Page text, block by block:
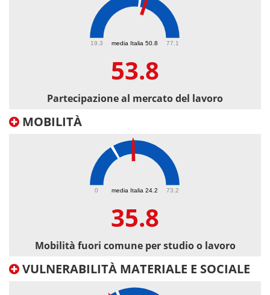
media Italia 50.8
19.3 77.1
53.8
Partecipazione al mercato del lavoro
MOBILITÀ
media Italia 24.2
0 73.2
35.8
Mobilità fuori comune per studio o lavoro
VULNERABILITÀ MATERIALE E SOCIALE